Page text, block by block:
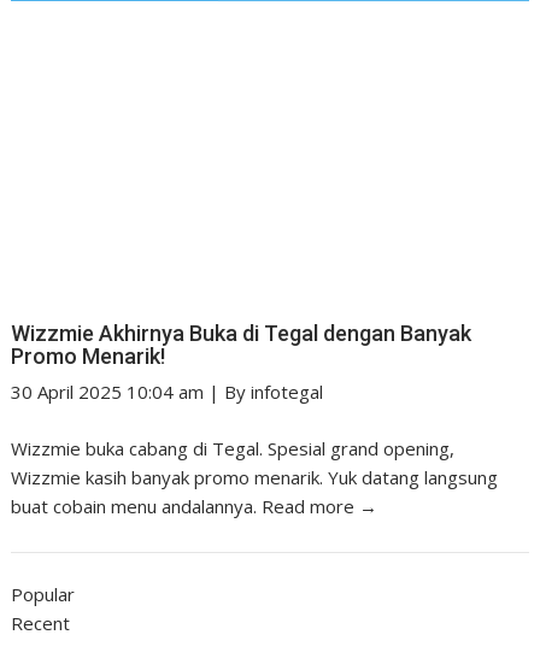
Wizzmie Akhirnya Buka di Tegal dengan Banyak
Promo Menarik!
30 April 2025 10:04 am | Byinfotegal
Wizzmie buka cabang di Tegal. Spesial grand opening,
Wizzmie kasih banyak promo menarik. Yuk datang langsung
buat cobain menu andalannya. Read more →
Popular
Recent